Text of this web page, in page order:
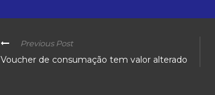
Previous Post
Voucher de consumação tem valor alterado